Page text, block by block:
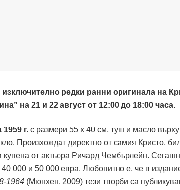
редки ранни оригинала на
на 21 и 22 август от 12:00 до 18:00 часа.
1959 г. с размери 55 х 40 см, туш и масло
Произхождат директно от самия Кристо,
купена от актьора Ричард Чембърлейн.
000 и 50 000 евра. Любопитно е, че в
1964 (Мюнхeн, 2009) тези творби са